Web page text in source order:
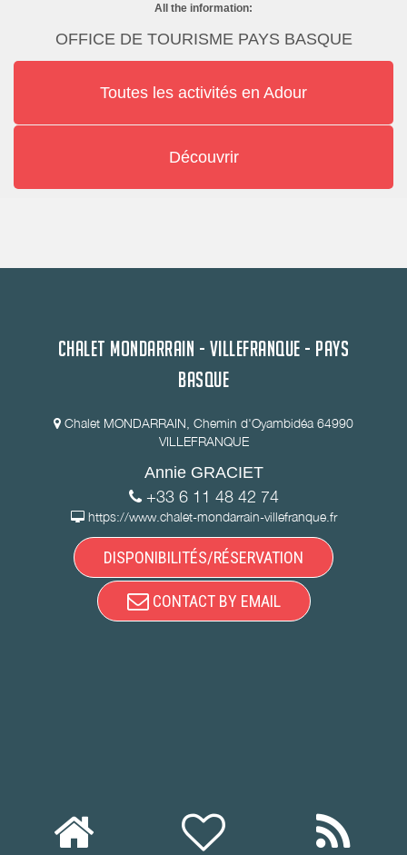
All the information:
OFFICE DE TOURISME PAYS BASQUE
Toutes les activités en Adour
Découvrir
CHALET MONDARRAIN - VILLEFRANQUE - PAYS
BASQUE
Chalet MONDARRAIN, Chemin d'Oyambidéa 64990
VILLEFRANQUE
Annie GRACIET
+33 6 11 48 42 74
https://www.chalet-mondarrain-villefranque.fr
DISPONIBILITÉS/RÉSERVATION
CONTACT BY EMAIL